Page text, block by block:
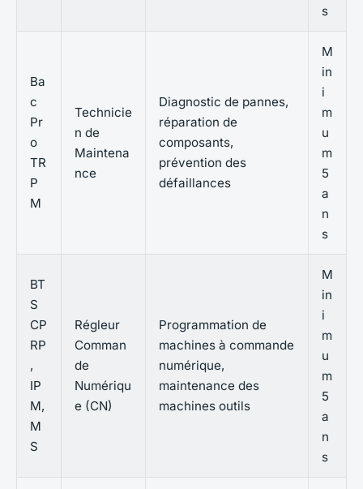
s
Ba
c
Pr
o
TR
P
M
Technicie
n de
Maintena
nce
Diagnostic de pannes,
réparation de
composants,
prévention des
défaillances
M
in
i
m
u
m
5
a
n
s
BT
S
CP
RP
,
IP
M,
M
S
Régleur
Comman
de
Numériqu
e (CN)
Programmation de
machines à commande
numérique,
maintenance des
machines outils
M
in
i
m
u
m
5
a
n
s